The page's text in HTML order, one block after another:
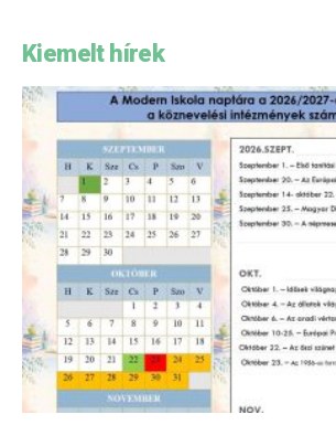
Kiemelt hírek